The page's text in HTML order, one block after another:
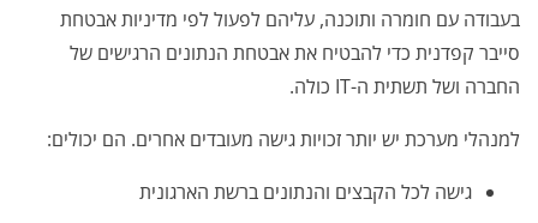
בעבודה עם חומרה ותוכנה, עליהם לפעול לפי מדיניות אבטחת
סייבר קפדנית כדי להבטיח את אבטחת הנתונים הרגישים של
החברה ושל תשתית ה-IT כולה.
למנהלי מערכת יש יותר זכויות גישה מעובדים אחרים. הם יכולים:
גישה לכל הקבצים והנתונים ברשת הארגונית